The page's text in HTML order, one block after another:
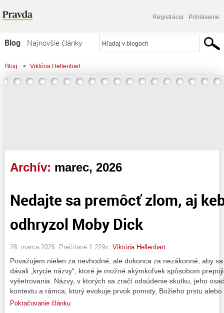
Registrácia Prihlásenie
Blog
Najnovšie články
Najčítanejšie články
Najkomentovanejšie články
Blog > Viktória Hellenbart
Archív: marec, 2026
Nedajte sa premôcť zlom, aj
odhryzol Moby Dick
28. marca 2026, Prečítané 1 229x, Viktória Hellenbart
Považujem nielen za nevhodné, ale dokonca za nezákonné, aby
dávali „krycie názvy“, ktoré je možné akýmkoľvek spôsobom
vyšetrovania. Názvy, v ktorých sa zračí odsúdenie skutku, jeho
kontextu a rámca, ktorý evokuje prvok pomsty, Božieho prstu
Pokračovanie článku